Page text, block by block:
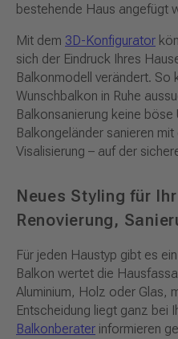
bestehende Haus angefügt
Mit dem 3D-Konfigurator
sich der Eindruck Ihres
Balkonmodell verändert. So
Wunschbalkon in Ruhe
Balkonsanierung keine böse
Balkongeländer sanieren
Visalisierung – auf der
Neues Styling für
Renovierung,
Für jeden Haustyp gibt es
Balkon wertet die
Aluminium, Holz oder Glas,
Entscheidung liegt ganz bei
Balkonberater informieren